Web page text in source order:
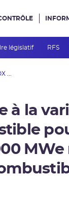
législatif RFS
...
à la